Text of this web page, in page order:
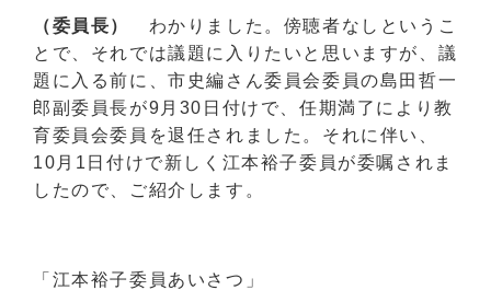
（委員長）
わかりました。傍聴者なしというこ
とで、それでは議題に入りたいと思いますが、議
題に入る前に、市史編さん委員会委員の島田哲一
郎副委員長が9月30日付けで、任期満了により教
育委員会委員を退任されました。それに伴い、
10月1日付けで新しく江本裕子委員が委嘱されま
したので、ご紹介します。
「江本裕子委員あいさつ」